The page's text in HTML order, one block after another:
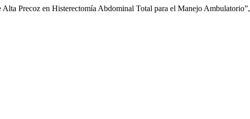
Precoz en Histerectomía Abdominal Total para el Manejo Ambulatorio”,